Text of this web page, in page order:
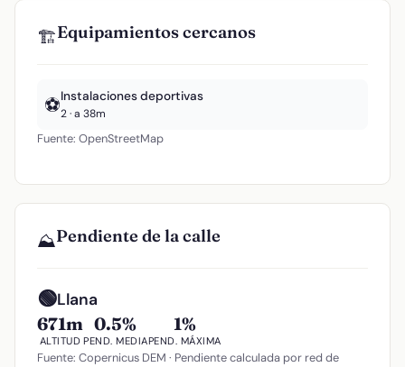
🏗️Equipamientos cercanos
⚽Instalaciones deportivas
2 · a 38m
Fuente: OpenStreetMap
⛰️Pendiente de la calle
🟢Llana
671m
ALTITUD
0.5%
PEND. MEDIA
1%
PEND. MÁXIMA
Fuente: Copernicus DEM · Pendiente calculada por red de